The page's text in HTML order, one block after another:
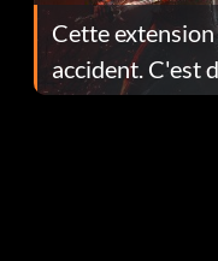
Cette
accident. C'est